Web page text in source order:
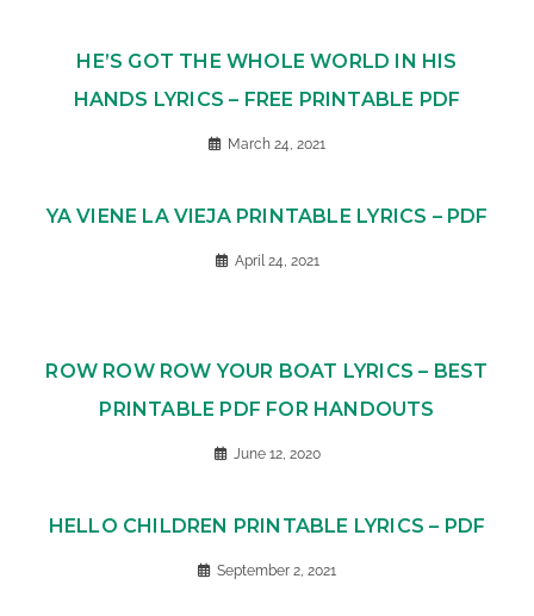
HE’S GOT THE WHOLE WORLD IN HIS
HANDS LYRICS – FREE PRINTABLE PDF
March 24, 2021
YA VIENE LA VIEJA PRINTABLE LYRICS – PDF
April 24, 2021
ROW ROW ROW YOUR BOAT LYRICS – BEST
PRINTABLE PDF FOR HANDOUTS
June 12, 2020
HELLO CHILDREN PRINTABLE LYRICS – PDF
September 2, 2021